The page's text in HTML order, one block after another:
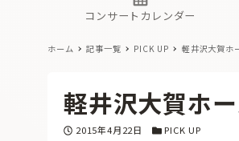
コンサートカレンダー
ホーム 記事一覧 PICK UP 軽井沢大賀ホ
軽井沢大賀ホ
投稿日
2015年4月22日 カテゴリー
PICK UP